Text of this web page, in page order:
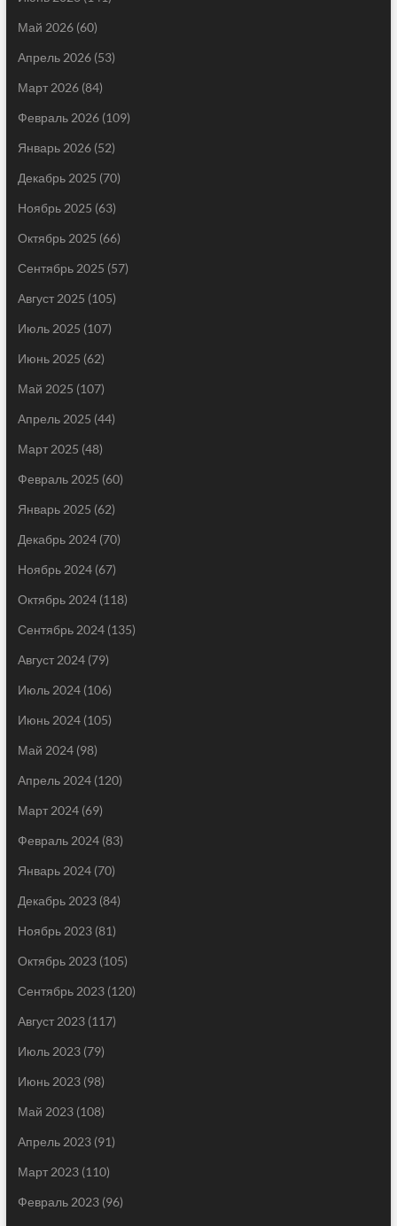
Май 2026(60)
Апрель 2026(53)
Март 2026(84)
Февраль 2026(109)
Январь 2026(52)
Декабрь 2025 (70)
Ноябрь 2025 (63)
Октябрь 2025 (66)
Сентябрь 2025 (57)
Август 2025 (105)
Июль 2025 (107)
Июнь 2025 (62)
Май 2025 (107)
Апрель 2025 (44)
Март 2025 (48)
Февраль 2025 (60)
Январь 2025 (62)
Декабрь 2024(70)
Ноябрь 2024(67)
Октябрь 2024(118)
Сентябрь 2024(135)
Август 2024(79)
Июль 2024(106)
Июнь 2024(105)
Май 2024(98)
Апрель 2024(120)
Март 2024(69)
Февраль 2024(83)
Январь 2024(70)
Декабрь 2023(84)
Ноябрь 2023(81)
Октябрь 2023(105)
Сентябрь 2023(120)
Август 2023(117)
Июль 2023(79)
Июнь 2023(98)
Май 2023(108)
Апрель 2023(91)
Март 2023(110)
Февраль 2023(96)